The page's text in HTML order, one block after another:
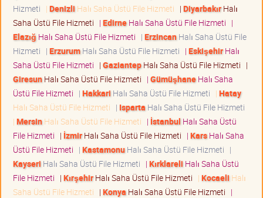
Hizmeti | Denizli Halı Saha Üstü File Hizmeti | DiyarbakırHalı
Saha Üstü File Hizmeti | EdirneHalı Saha Üstü File Hizmeti |
Elazığ Halı Saha Üstü File Hizmeti | ErzincanHalı Saha Üstü File
Hizmeti | ErzurumHalı Saha Üstü File Hizmeti | EskişehirHalı
Saha Üstü File Hizmeti | GaziantepHalı Saha Üstü File Hizmeti |
GiresunHalı Saha Üstü File Hizmeti | GümüşhaneHalı Saha
Üstü File Hizmeti | Hakkari Halı Saha Üstü File Hizmeti | Hatay
Halı Saha Üstü File Hizmeti | Isparta Halı Saha Üstü File Hizmeti
| MersinHalı Saha Üstü File Hizmeti | İstanbul Halı Saha Üstü
File Hizmeti | İzmirHalı Saha Üstü File Hizmeti | KarsHalı Saha
Üstü File Hizmeti | KastamonuHalı Saha Üstü File Hizmeti |
Kayseri Halı Saha Üstü File Hizmeti | Kırklareli Halı Saha Üstü
File Hizmeti | KırşehirHalı Saha Üstü File Hizmeti | Kocaeli Halı
Saha Üstü File Hizmeti | Konya Halı Saha Üstü File Hizmeti |